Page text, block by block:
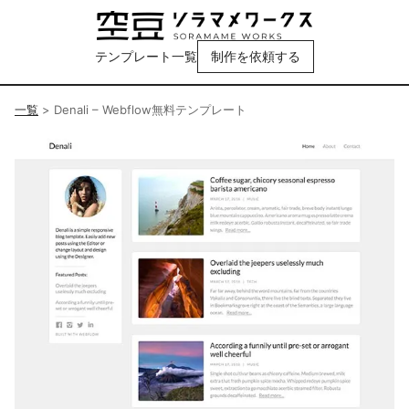
テンプレート一覧 制作を依頼する
一覧 > Denali – Webflow無料テンプレート